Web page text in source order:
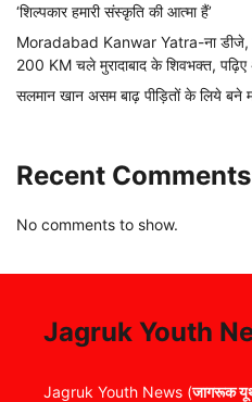
‘शिल्पकार हमारी संस्कृति की आत्मा हैं’
Moradabad Kanwar Yatra-ना डीजे,
200 KM चले मुरादाबाद के शिवभक्त, पढ़िए
सलमान खान असम बाढ़ पीड़ितों के लिये बने
Recent Comments
No comments to show.
Jagruk Youth
Jagruk Youth News (जागरूक